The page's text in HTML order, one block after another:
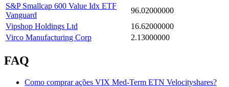
S&P Smallcap 600 Value Idx ETF
Vanguard
96.02000000
Vipshop Holdings Ltd
16.62000000
Virco Manufacturing Corp
2.13000000
FAQ
Como comprar ações VIX Med-Term ETN Velocityshares?